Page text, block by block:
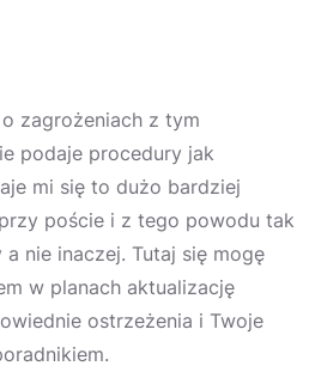
zagrożeniach z tym
podaje procedury jak
mi się to dużo bardziej
poście i z tego powodu tak
nie inaczej. Tutaj się mogę
w planach aktualizację
ostrzeżenia i Twoje